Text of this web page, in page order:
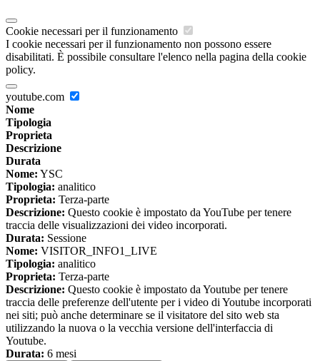
Cookie necessari per il funzionamento
I cookie necessari per il funzionamento non possono essere
disabilitati. È possibile consultare l'elenco nella pagina della cookie
policy.
youtube.com
Nome
Tipologia
Proprieta
Descrizione
Durata
Nome: YSC
Tipologia: analitico
Proprieta: Terza-parte
Descrizione: Questo cookie è impostato da YouTube per tenere
traccia delle visualizzazioni dei video incorporati.
Durata: Sessione
Nome: VISITOR_INFO1_LIVE
Tipologia: analitico
Proprieta: Terza-parte
Descrizione: Questo cookie è impostato da Youtube per tenere
traccia delle preferenze dell'utente per i video di Youtube incorporati
nei siti; può anche determinare se il visitatore del sito web sta
utilizzando la nuova o la vecchia versione dell'interfaccia di
Youtube.
Durata: 6 mesi